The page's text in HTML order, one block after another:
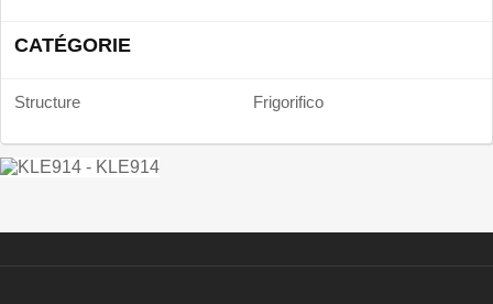
CATÉGORIE
Structure Frigorifico